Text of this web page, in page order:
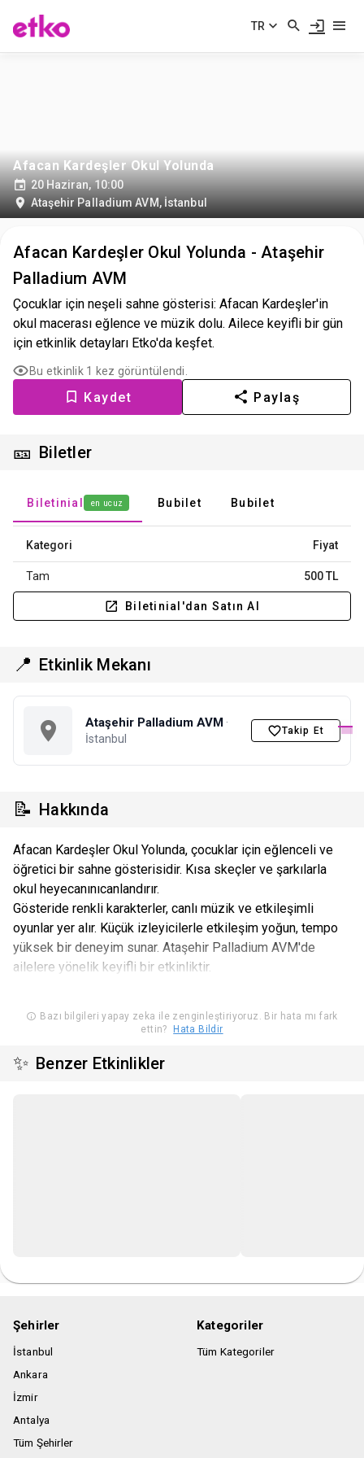
TR
Afacan Kardeşler Okul Yolunda
20 Haziran, 10:00
Ataşehir Palladium AVM, İstanbul
Afacan Kardeşler Okul Yolunda - Ataşehir
Palladium AVM
Çocuklar için neşeli sahne gösterisi: Afacan Kardeşler'in
okul macerası eğlence ve müzik dolu. Ailece keyifli bir gün
için etkinlik detayları Etko'da keşfet.
Bu etkinlik 1 kez görüntülendi.
Kaydet Paylaş
🎫 Biletler
Biletinial en ucuz Bubilet Bubilet
Kategori Fiyat
Tam 500 TL
Biletinial'dan Satın Al
📍 Etkinlik Mekanı
Ataşehir Palladium AVM ·
İstanbul
Takip Et
📝 Hakkında
Afacan Kardeşler Okul Yolunda, çocuklar için eğlenceli ve
öğretici bir sahne gösterisidir. Kısa skeçler ve şarkılarla
okul heyecanınıcanlandırır.
Gösteride renkli karakterler, canlı müzik ve etkileşimli
oyunlar yer alır. Küçük izleyicilerle etkileşim yoğun, tempo
yüksek bir deneyim sunar. Ataşehir Palladium AVM'de
ailelere yönelik keyifli bir etkinliktir.
Bazı bilgileri yapay zeka ile zenginleştiriyoruz. Bir hata mı fark
ettin?
Hata Bildir
✨ Benzer Etkinlikler
Şehirler
İstanbul
Ankara
İzmir
Antalya
Tüm Şehirler
Kategoriler
Tüm Kategoriler